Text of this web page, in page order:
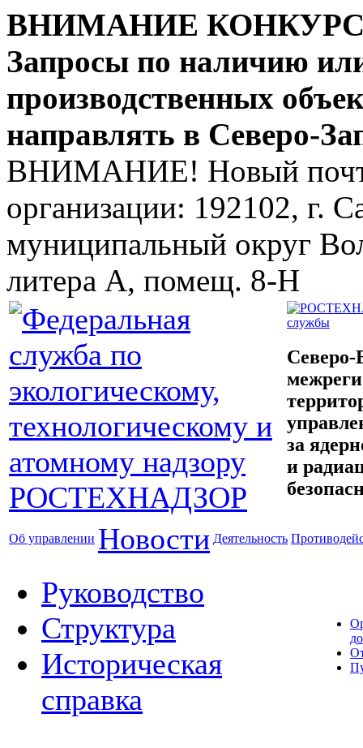
ВНИМАНИЕ
Запросы по наличию
производственных
направлять в Северо-
ВНИМАНИЕ! Новый
организации: 192102, г.
муниципальный округ
литера А, помещ. 8-Н
службы
Северо-
за
и
Об управлении Новости Деятельность
Руководство
Структура
Историческая
справка